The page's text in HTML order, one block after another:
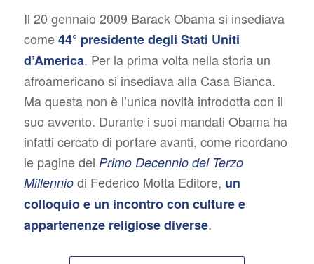
Il 20 gennaio 2009 Barack Obama si insediava
come44° presidente degli Stati Uniti
d’America. Per la prima volta nella storia un
afroamericano si insediava alla Casa Bianca.
Ma questa non è l’unica novità introdotta con il
suo avvento. Durante i suoi mandati Obama ha
infatti cercato di portare avanti, come ricordano
le pagine del Primo Decennio del Terzo
Millenniodi Federico Motta Editore, un
colloquio e un incontro con culture e
appartenenze religiose diverse.